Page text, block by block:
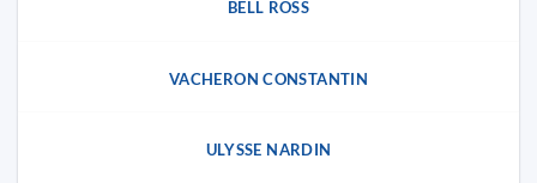
BELL ROSS
VACHERON CONSTANTIN
ULYSSE NARDIN